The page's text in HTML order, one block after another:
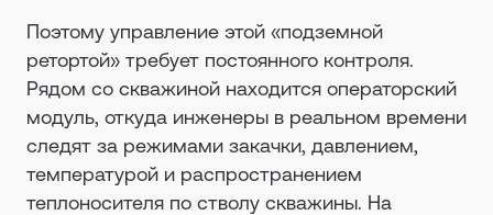
Поэтому управление этой «подземной
ретортой» требует постоянного контроля.
Рядом со скважиной находится операторский
модуль, откуда инженеры в реальном времени
следят за режимами закачки, давлением,
температурой и распространением
теплоносителя по стволу скважины. На